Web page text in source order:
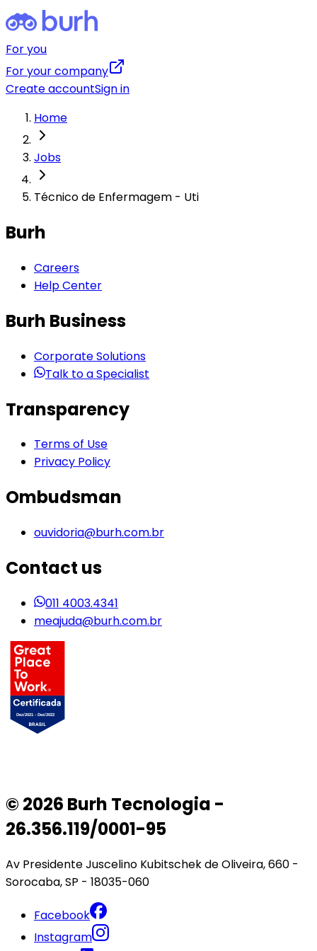
For you
For your company
Create accountSign in
Home
Jobs
Técnico de Enfermagem - Uti
Burh
Careers
Help Center
Burh Business
Corporate Solutions
Talk to a Specialist
Transparency
Terms of Use
Privacy Policy
Ombudsman
ouvidoria@burh.com.br
Contact us
011 4003.4341
meajuda@burh.com.br
© 2026 Burh Tecnologia -
26.356.119/0001-95
Av Presidente Juscelino Kubitschek de Oliveira, 660 -
Sorocaba, SP - 18035-060
Facebook
Instagram